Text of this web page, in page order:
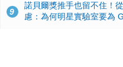
9
諾貝爾獎推手也留不住！
慮：為何明星實驗室要為